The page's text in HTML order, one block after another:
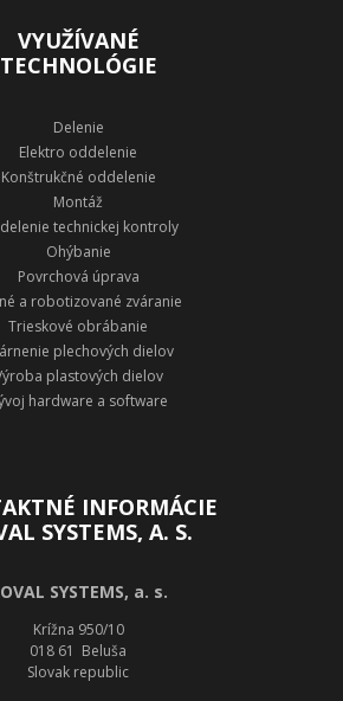
VYUŽÍVANÉ
TECHNOLÓGIE
Delenie
Elektro oddelenie
Konštrukčné oddelenie
Montáž
technickej kontroly
Ohýbanie
Povrchová úprava
a robotizované zváranie
Trieskové obrábanie
plechových dielov
plastových dielov
hardware a software
INFORMÁCIE
SYSTEMS, A. S.
SYSTEMS, a. s.
Krížna 950/10
018 61 Beluša
Slovak republic